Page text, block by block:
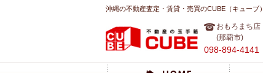
沖縄の不動産査定・賃貸・売買のCUBE（キューブ）
おもろまち店
(那覇市)
098-894-4141